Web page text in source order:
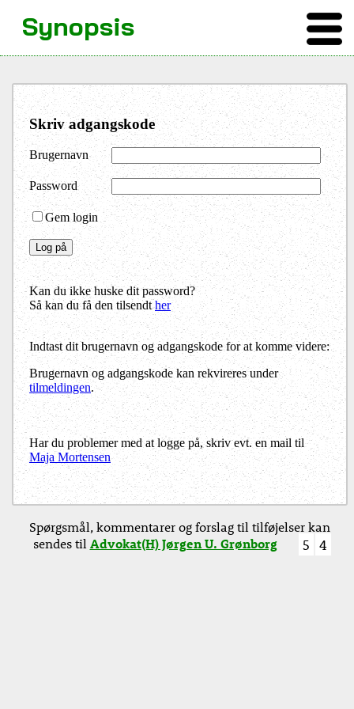
Skriv adgangskode
Brugernavn
Password
Gem login
Kan du ikke huske dit password?
Så kan du få den tilsendther
Indtast dit brugernavn og adgangskode for at komme videre:
Brugernavn og adgangskode kan rekvireres under
tilmeldingen.
Har du problemer med at logge på, skriv evt. en mail til
Maja Mortensen
Synopsis
Spørgsmål, kommentarer og forslag til tilføjelser kan
sendes tilAdvokat(H) Jørgen U. Grønborg 5 4